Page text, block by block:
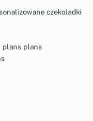
czekoladki
plans plans